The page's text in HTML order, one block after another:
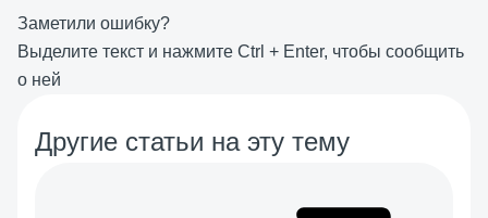
Заметили ошибку?
Выделите текст и нажмите Ctrl + Enter, чтобы сообщить
о ней
Другие статьи на эту тему